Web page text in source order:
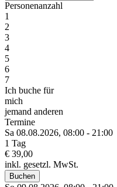
Personenanzahl
1
2
3
4
5
6
7
Ich buche für
mich
jemand anderen
Termine
Sa 08.08.2026, 08:00 - 21:00
1 Tag
€ 39,00
inkl. gesetzl. MwSt.
Buchen